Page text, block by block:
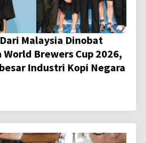
Malaysia Dinobat
World Brewers Cup 2026,
Industri Kopi Negara